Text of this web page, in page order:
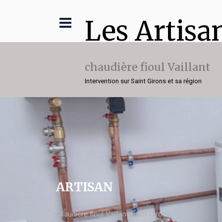
Les
chaudière fioul Vaillant
Intervention sur Saint Girons et sa région
ARTISAN
chaudière fioul Vaillant Saint Girons